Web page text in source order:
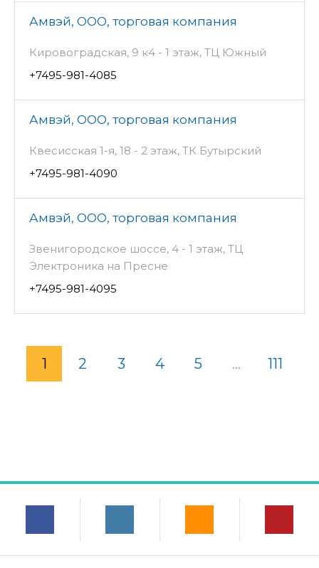
Амвэй, ООО, торговая компания
Кировоградская, 9 к4 - 1 этаж, ТЦ Южный
+7495-981-4085
Амвэй, ООО, торговая компания
Квесисская 1-я, 18 - 2 этаж, ТК Бутырский
+7495-981-4090
Амвэй, ООО, торговая компания
Звенигородское шоссе, 4 - 1 этаж, ТЦ
Электроника на Пресне
+7495-981-4095
1 2 3 4 5 ... 111